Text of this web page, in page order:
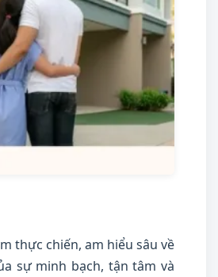
thực chiến, am hiểu sâu về
sự minh bạch, tận tâm và